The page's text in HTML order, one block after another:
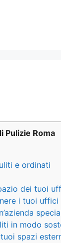
Pulizie Roma
e ordinati
dei tuoi
i tuoi uffici
in modo
spazi